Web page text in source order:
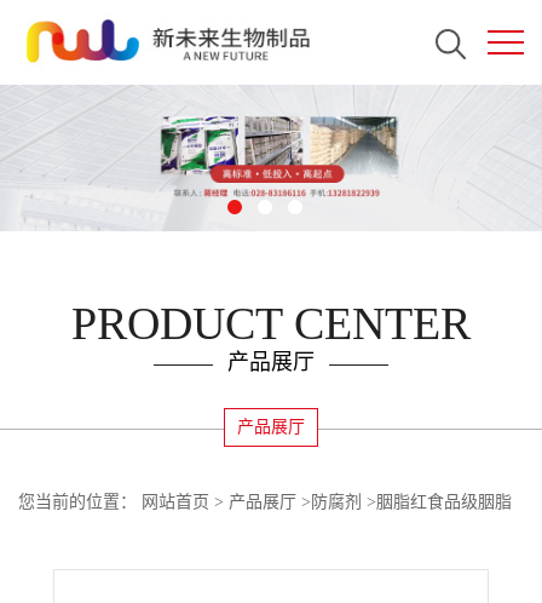
PRODUCT CENTER
产品展厅
产品展厅
您当前的位置： 网站首页 > 产品展厅 > 防腐剂 >胭脂红食品级胭脂